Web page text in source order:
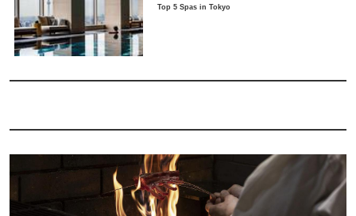
Top 5 Spas in Tokyo